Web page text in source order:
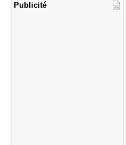
Publicité